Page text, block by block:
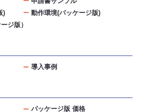
)
動作環境(パッケージ版)
ジ版）
導入事例
パッケージ版 価格